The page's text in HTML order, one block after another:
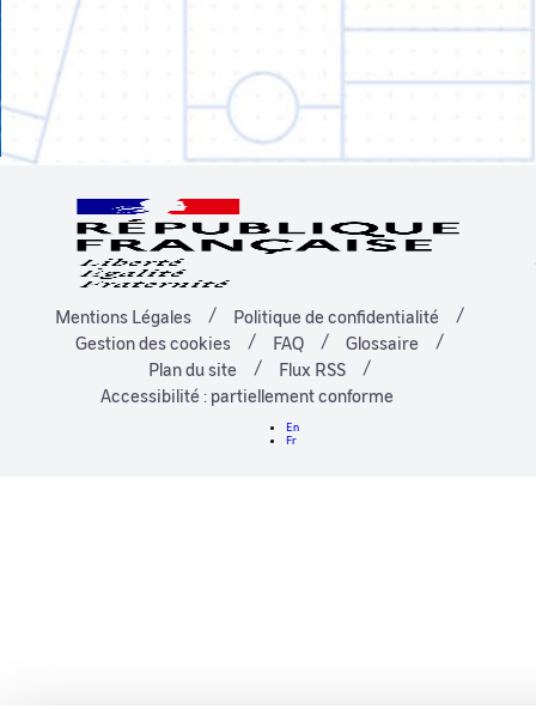
Mentions Légales
Politique de confidentialité
Gestion des cookies
FAQ
Glossaire
Plan du site
Flux RSS
Accessibilité : partiellement conforme
En
Fr